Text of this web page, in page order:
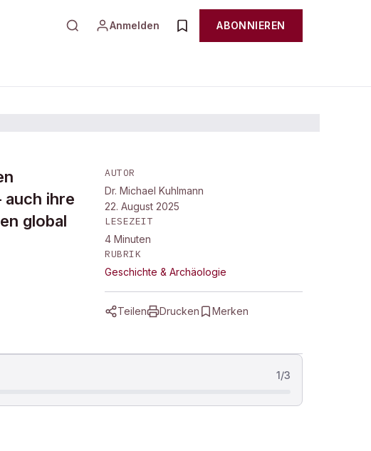
Anmelden ABONNIEREN
auch ihre
global
AUTOR
Dr. Michael Kuhlmann
22. August 2025
LESEZEIT
4 Minuten
RUBRIK
Geschichte & Archäologie
Teilen Drucken Merken
1/3